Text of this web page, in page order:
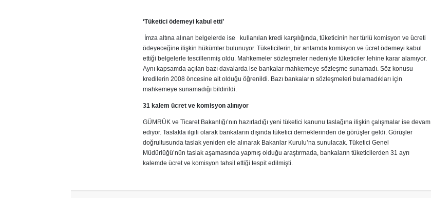
‘Tüketici ödemeyi kabul etti’
İmza altına alınan belgelerde ise kullanılan kredi karşılığında, tüketicinin her türlü komisyon ve ücreti
ödeyeceğine ilişkin hükümler bulunuyor. Tüketicilerin, bir anlamda komisyon ve ücret ödemeyi kabul
ettiği belgelerle tescillenmiş oldu. Mahkemeler sözleşmeler nedeniyle tüketiciler lehine karar alamıyor.
Aynı kapsamda açılan bazı davalarda ise bankalar mahkemeye sözleşme sunamadı. Söz konusu
kredilerin 2008 öncesine ait olduğu öğrenildi. Bazı bankaların sözleşmeleri bulamadıkları için
mahkemeye sunamadığı bildirildi.
31 kalem ücret ve komisyon alınıyor
GÜMRÜK ve Ticaret Bakanlığı’nın hazırladığı yeni tüketici kanunu taslağına ilişkin çalışmalar ise devam
ediyor. Taslakla ilgili olarak bankaların dışında tüketici derneklerinden de görüşler geldi. Görüşler
doğrultusunda taslak yeniden ele alınarak Bakanlar Kurulu’na sunulacak. Tüketici Genel
Müdürlüğü’nün taslak aşamasında yapmış olduğu araştırmada, bankaların tüketicilerden 31 ayrı
kalemde ücret ve komisyon tahsil ettiği tespit edilmişti.